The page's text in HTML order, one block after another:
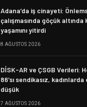
Adana’da iş cinayeti:
çalışmasında göçük altında
yaşamını yitirdi
8 AĞUSTOS 2026
DİSK-AR ve ÇSGB Verileri:
86’sı sendikasız,
düşük
7 AĞUSTOS 2026